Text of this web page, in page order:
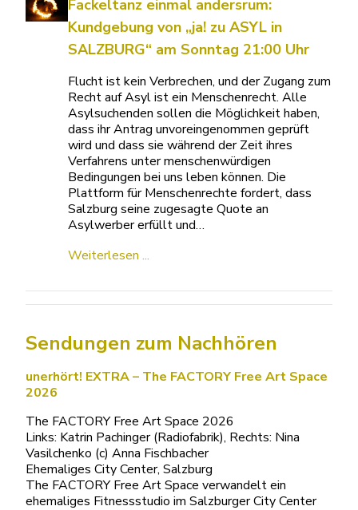
Fackeltanz einmal andersrum:
Kundgebung von „ja! zu ASYL in
SALZBURG“ am Sonntag 21:00 Uhr
Flucht ist kein Verbrechen, und der Zugang zum
Recht auf Asyl ist ein Menschenrecht. Alle
Asylsuchenden sollen die Möglichkeit haben,
dass ihr Antrag unvoreingenommen geprüft
wird und dass sie während der Zeit ihres
Verfahrens unter menschenwürdigen
Bedingungen bei uns leben können. Die
Plattform für Menschenrechte fordert, dass
Salzburg seine zugesagte Quote an
Asylwerber erfüllt und…
Weiterlesen ...
Sendungen zum Nachhören
unerhört! EXTRA – The FACTORY Free Art Space
2026
The FACTORY Free Art Space 2026
Links: Katrin Pachinger (Radiofabrik), Rechts: Nina
Vasilchenko (c) Anna Fischbacher
Ehemaliges City Center, Salzburg
The FACTORY Free Art Space verwandelt ein
ehemaliges Fitnessstudio im Salzburger City Center